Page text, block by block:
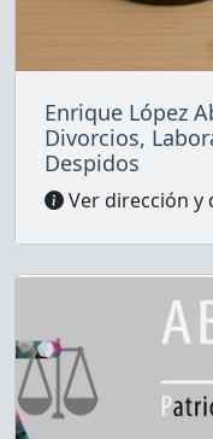
Enrique López
Divorcios,
Despidos
Ver dirección y